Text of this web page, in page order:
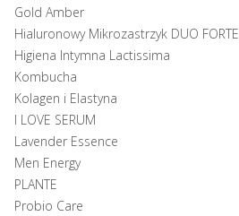
Gold Amber
Hialuronowy Mikrozastrzyk DUO FORTE
Higiena Intymna Lactissima
Kombucha
Kolagen i Elastyna
I LOVE SERUM
Lavender Essence
Men Energy
PLANTE
Probio Care